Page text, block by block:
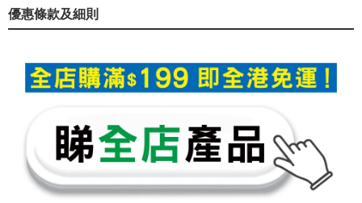
優惠條款及細則